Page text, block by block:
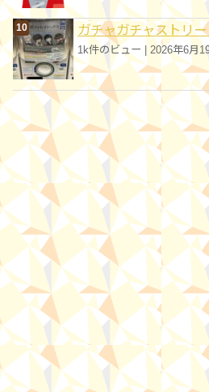
ガチャガチャストリ
1k件のビュー 2026年6月